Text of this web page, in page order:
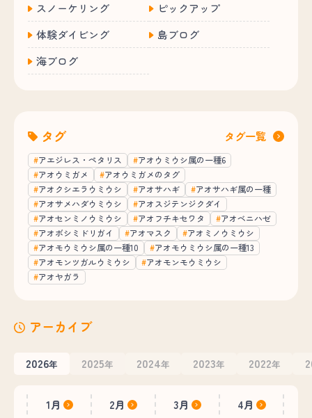
スノーケリング
ピックアップ
体験ダイビング
島ブログ
海ブログ
タグ タグ一覧
アエジレス・ペタリス
アオウミウシ属の一種6
アオウミガメ
アオウミガメのタグ
アオクシエラウミウシ
アオサハギ
アオサハギ属の一種
アオサメハダウミウシ
アオスジテンジクダイ
アオセンミノウミウシ
アオフチキセワタ
アオベニハゼ
アオボシミドリガイ
アオマスク
アオミノウミウシ
アオモウミウシ属の一種10
アオモウミウシ属の一種13
アオモンツガルウミウシ
アオモンモウミウシ
アオヤガラ
アーカイブ
2026年 2025年 2024年 2023年 2022年
1月 2月 3月
4月